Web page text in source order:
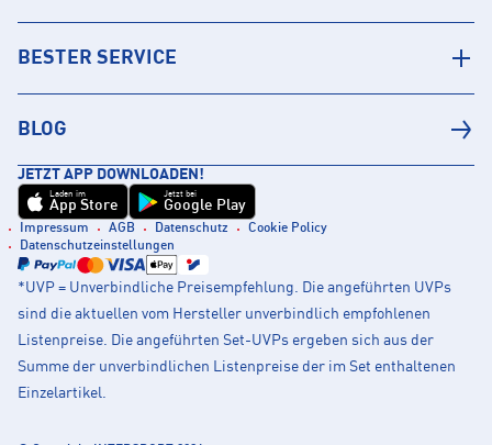
BESTER SERVICE
BLOG
JETZT APP DOWNLOADEN!
Laden im
App Store
Jetzt bei
Google Play
Impressum AGB Datenschutz
Cookie Policy
Datenschutzeinstellungen
*UVP = Unverbindliche Preisempfehlung. Die angeführten UVPs
sind die aktuellen vom Hersteller unverbindlich empfohlenen
Listenpreise. Die angeführten Set-UVPs ergeben sich aus der
Summe der unverbindlichen Listenpreise der im Set enthaltenen
Einzelartikel.